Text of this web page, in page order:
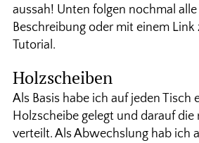
aussah! Unten folgen nochmal alle
Beschreibung oder mit einem
Tutorial.
Holzscheiben
Als Basis habe ich auf jeden Tisch
Holzscheibe gelegt und darauf
verteilt. Als Abwechslung hab ich